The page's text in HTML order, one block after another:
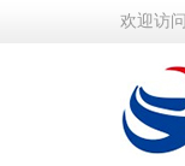
欢迎访